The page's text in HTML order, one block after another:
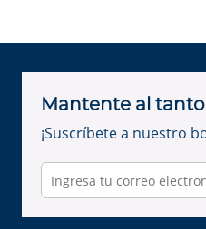
Mantente al
¡Suscríbete a nuestro